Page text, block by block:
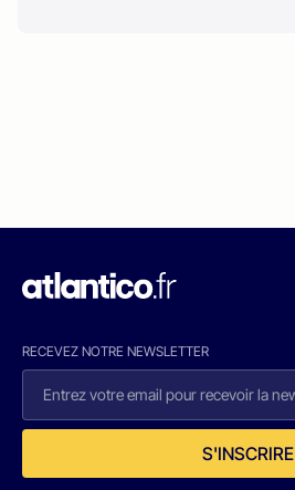
RECEVEZ NOTRE NEWSLETTER
S'INSCRIRE